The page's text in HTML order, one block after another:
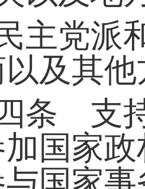
协领导
长建议
以及地
主党派
及其